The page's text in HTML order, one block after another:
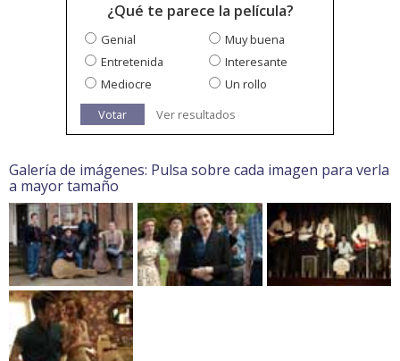
¿Qué te parece la película?
Genial
Muy buena
Entretenida
Interesante
Mediocre
Un rollo
Votar
Ver resultados
Galería de imágenes: Pulsa sobre cada imagen para verla
a mayor tamaño